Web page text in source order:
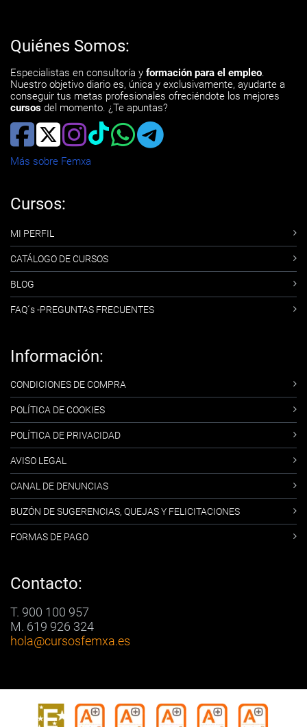
Quiénes Somos:
Especialistas en consultoría y formación para el empleo.
Nuestro objetivo diario es, única y exclusivamente, ayudarte a
conseguir tus metas profesionales ofreciéndote los mejores
cursos del momento. ¿Te apuntas?
Más sobre Femxa
Cursos:
MI PERFIL
CATÁLOGO DE CURSOS
BLOG
FAQ´s -PREGUNTAS FRECUENTES
Información:
CONDICIONES DE COMPRA
POLÍTICA DE COOKIES
POLÍTICA DE PRIVACIDAD
AVISO LEGAL
CANAL DE DENUNCIAS
BUZÓN DE SUGERENCIAS, QUEJAS Y FELICITACIONES
FORMAS DE PAGO
Contacto:
T. 900 100 957
M. 619 926 324
hola@cursosfemxa.es